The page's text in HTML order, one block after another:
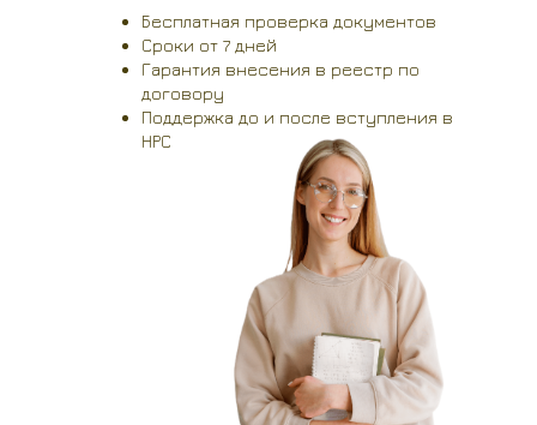
Бесплатная проверка документов
Сроки от 7 дней
Гарантия внесения в реестр по
договору
Поддержка до и после вступления в
НРС